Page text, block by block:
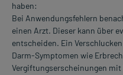
haben:
Bei Anwendungsfehlern
einen Arzt. Dieser kann über
entscheiden. Ein
Darm-Symptomen wie
Vergiftungserscheinungen